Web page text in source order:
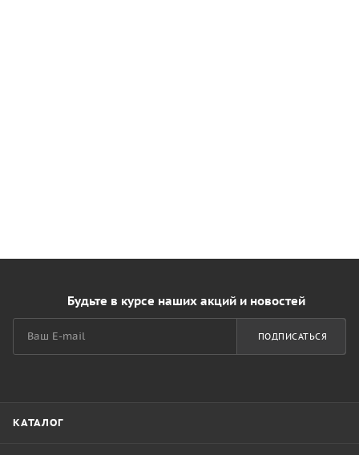
Будьте в курсе наших акций и новостей
ПОДПИСАТЬСЯ
КАТАЛОГ